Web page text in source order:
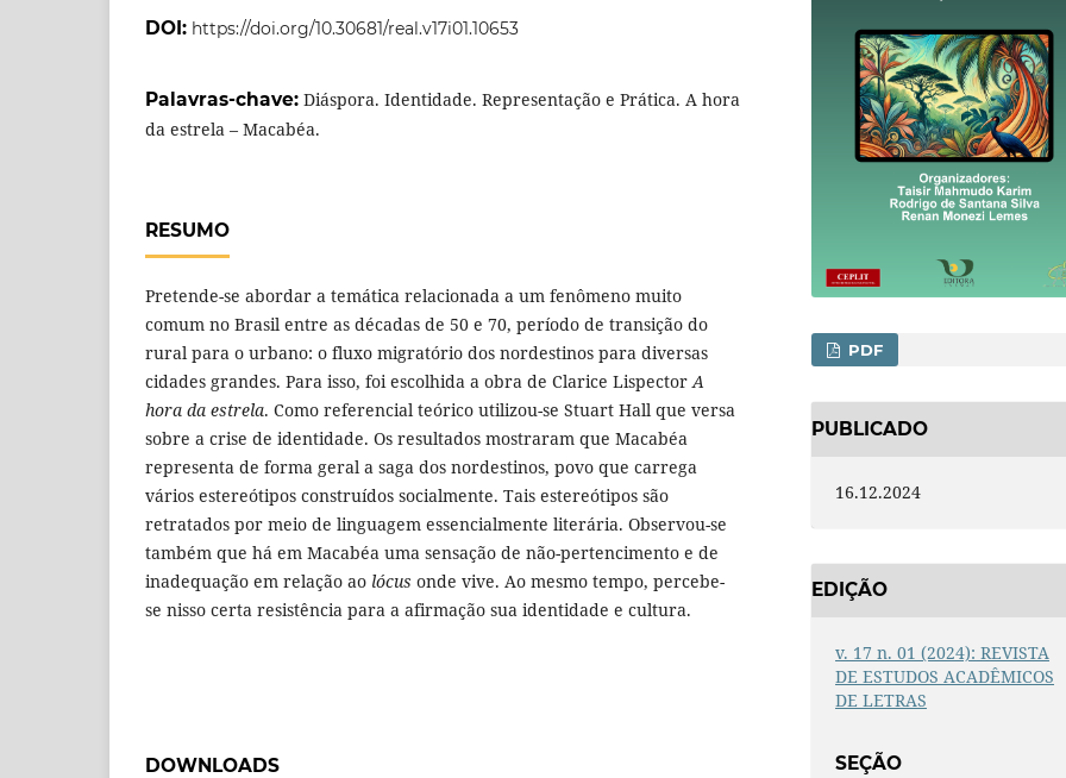
DOI: https://doi.org/10.30681/real.v17i01.10653
Palavras-chave: Diáspora. Identidade. Representação e Prática. A hora
da estrela – Macabéa.
RESUMO
Pretende-se abordar a temática relacionada a um fenômeno muito
comum no Brasil entre as décadas de 50 e 70, período de transição do
rural para o urbano: o fluxo migratório dos nordestinos para diversas
cidades grandes. Para isso, foi escolhida a obra de Clarice LispectorA
hora da estrela. Como referencial teórico utilizou-se Stuart Hall que versa
sobre a crise de identidade. Os resultados mostraram que Macabéa
representa de forma geral a saga dos nordestinos, povo que carrega
vários estereótipos construídos socialmente. Tais estereótipos são
retratados por meio de linguagem essencialmente literária. Observou-se
também que há em Macabéa uma sensação de não-pertencimento e de
inadequação em relação ao lócus onde vive. Ao mesmo tempo, percebe-
se nisso certa resistência para a afirmação sua identidade e cultura.
DOWNLOADS
PDF
PUBLICADO
16.12.2024
EDIÇÃO
v. 17 n. 01 (2024): REVISTA
DE ESTUDOS ACADÊMICOS
DE LETRAS
SEÇÃO